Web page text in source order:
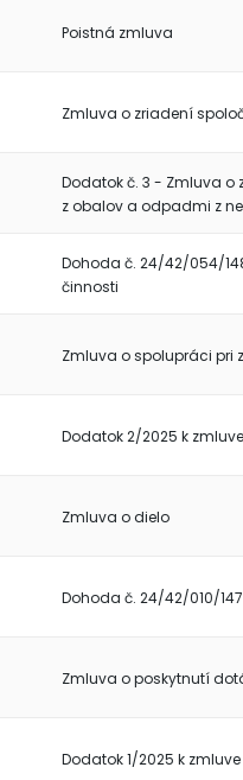
Poistná zmluva
Zmluva o zriadení
Dodatok č. 3 - Zmluva
z obalov a odpadmi z
Dohoda č. 24/42/054/
činnosti
Zmluva o spolupráci pri
Dodatok 2/2025 k
Zmluva o dielo
Dohoda č. 24/42/010/147
Zmluva o poskytnutí
Dodatok 1/2025 k